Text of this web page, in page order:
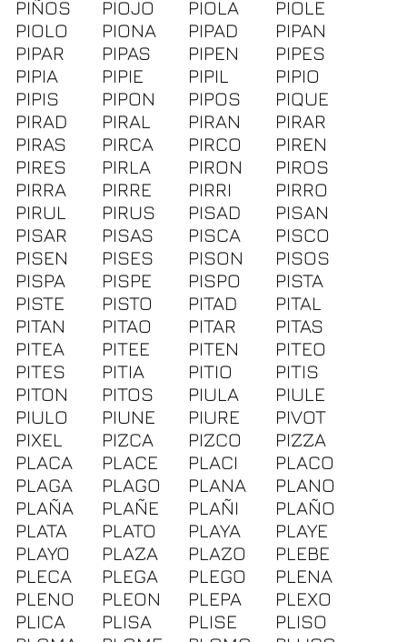
PIÑOS
PIOJO PIOLA
PIOLE
PIOLO
PIONA PIPAD
PIPAN
PIPAR
PIPAS PIPEN
PIPES
PIPIA
PIPIE PIPIL
PIPIO
PIPIS
PIPON PIPOS
PIQUE
PIRAD
PIRAL PIRAN
PIRAR
PIRAS
PIRCA PIRCO
PIREN
PIRES
PIRLA PIRON
PIROS
PIRRA
PIRRE PIRRI
PIRRO
PIRUL
PIRUS PISAD
PISAN
PISAR
PISAS PISCA
PISCO
PISEN
PISES PISON
PISOS
PISPA
PISPE PISPO
PISTA
PISTE
PISTO PITAD
PITAL
PITAN
PITAO PITAR
PITAS
PITEA
PITEE PITEN
PITEO
PITES
PITIA PITIO
PITIS
PITON
PITOS PIULA
PIULE
PIULO
PIUNE PIURE
PIVOT
PIXEL
PIZCA PIZCO
PIZZA
PLACA
PLACE PLACI
PLACO
PLAGA
PLAGO PLANA
PLANO
PLAÑA
PLAÑE PLAÑI
PLAÑO
PLATA
PLATO PLAYA
PLAYE
PLAYO
PLAZA PLAZO
PLEBE
PLECA
PLEGA PLEGO
PLENA
PLENO
PLEON PLEPA
PLEXO
PLICA
PLISA PLISE
PLISO